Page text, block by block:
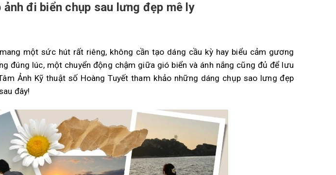
đi biển chụp sau lưng đẹp mê ly
một sức hút rất riêng, không cần tạo dáng cầu kỳ hay biểu cảm gương
đúng lúc, một chuyển động chậm giữa gió biển và ánh nắng cũng đủ để lưu
Ảnh Kỹ thuật số Hoàng Tuyết tham khảo những dáng chụp sao lưng đẹp
đây!